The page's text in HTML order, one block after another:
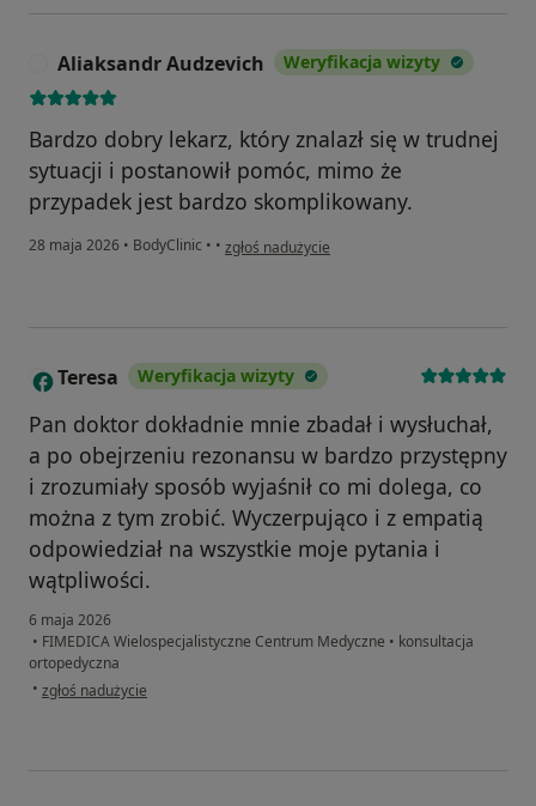
Aliaksandr Audzevich Weryfikacja wizyty
Bardzo dobry lekarz, który znalazł się w trudnej
sytuacji i postanowił pomóc, mimo że
przypadek jest bardzo skomplikowany.
28 maja 2026 • BodyClinic • • w opinii użytkownika Aliaksandr Audzevich
zgłoś nadużycie
T Teresa Weryfikacja wizyty
Pan doktor dokładnie mnie zbadał i wysłuchał,
a po obejrzeniu rezonansu w bardzo przystępny
i zrozumiały sposób wyjaśnił co mi dolega, co
można z tym zrobić. Wyczerpująco i z empatią
odpowiedział na wszystkie moje pytania i
wątpliwości.
6 maja 2026
• FIMEDICA Wielospecjalistyczne Centrum Medyczne • konsultacja
ortopedyczna
• w opinii użytkownika Teresa
zgłoś nadużycie